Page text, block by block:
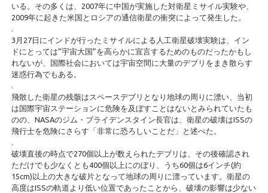
いる。その多くは、2007年に中国が実施した対衛星ミサイル実験や、
2009年に起きた米国とロシアの通信衛星の衝突によって発生した。
.
3月27日にインドが行ったミサイルによる人工衛星破壊実験は、イン
ドにとっては”宇宙大国”を高らかに宣言するためのものだったかもし
れないが、国際社会においては宇宙空間に大量のデブリをまき散らす
迷惑行為でもある。
.
飛散した衛星の残骸はスペースデブリとなり地球の周りに漂い、当初
は国際宇宙ステーションに危険を及ぼすことはないとみられていたも
のの、NASAのジム・ブライデンスタイン長官は、衛星の破壊はISSの
飛行士を危険にさらす「非常に恐ろしいことだ」と述べた。
.
破壊直後の時点で270個以上が数えられたデブリは、その後確認され
ただけでも少なくとも400個以上にのぼり、うち60個は6インチ(約
15cm)以上の大きな破片となって地球の周りに漂っています。衛星の
高度はISSの軌道より低い位置であったことから、破壊の影響は少ない